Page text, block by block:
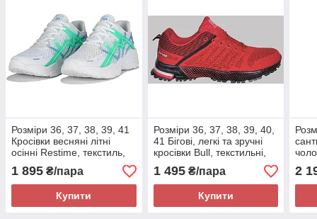
Розміри 36, 37, 38, 39, 41
Кросівки весняні літні
осінні Restime, текстиль,
легкі та зручні
1 895 ₴/пара
Купити
Розміри 36, 37, 38, 39, 40,
41 Бігові, легкі та зручні
кросівки Bull, текстильні,
червоні, на підошві з піни
1 495₴/пара
Купити
2